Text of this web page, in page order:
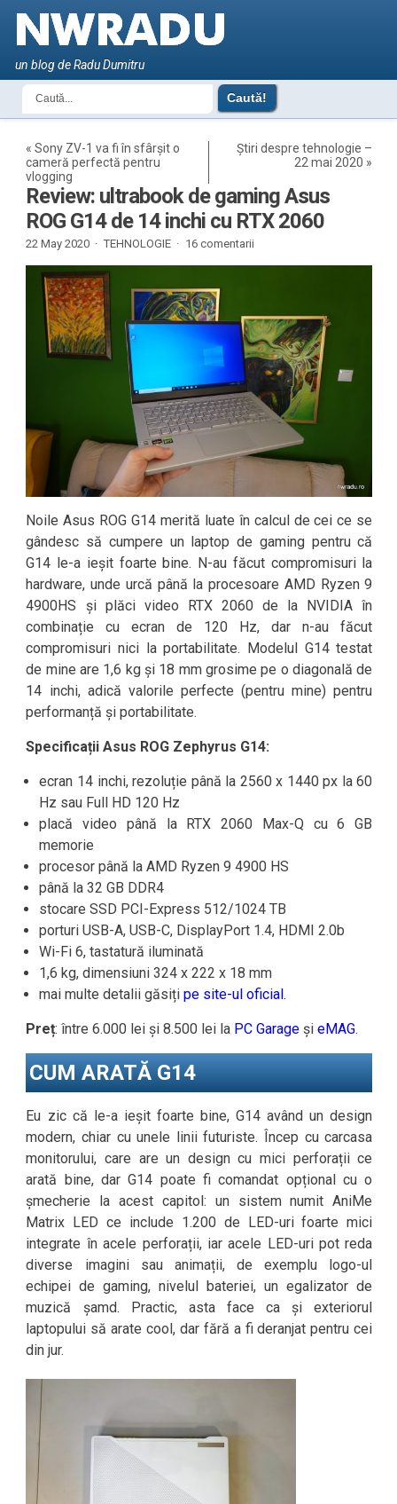
un blog de Radu Dumitru
«Sony ZV-1 va fi în sfârșit o
cameră perfectă pentru
vlogging
Știri despre tehnologie –
22 mai 2020 »
Review: ultrabook de gaming Asus
ROG G14 de 14 inchi cu RTX 2060
22 May 2020 · TEHNOLOGIE · 16 comentarii
Noile Asus ROG G14 merită luate în calcul de cei ce se
gândesc să cumpere un laptop de gaming pentru că
G14 le-a ieșit foarte bine. N-au făcut compromisuri la
hardware, unde urcă până la procesoare AMD Ryzen 9
4900HS și plăci video RTX 2060 de la NVIDIA în
combinație cu ecran de 120 Hz, dar n-au făcut
compromisuri nici la portabilitate. Modelul G14 testat
de mine are 1,6 kg și 18 mm grosime pe o diagonală de
14 inchi, adică valorile perfecte (pentru mine) pentru
performanță și portabilitate.
Specificații Asus ROG Zephyrus G14:
ecran 14 inchi, rezoluție până la 2560 x 1440 px la 60
Hz sau Full HD 120 Hz
placă video până la RTX 2060 Max-Q cu 6 GB
memorie
procesor până la AMD Ryzen 9 4900 HS
până la 32 GB DDR4
stocare SSD PCI-Express 512/1024 TB
porturi USB-A, USB-C, DisplayPort 1.4, HDMI 2.0b
Wi-Fi 6, tastatură iluminată
1,6 kg, dimensiuni 324 x 222 x 18 mm
mai multe detalii găsițipe site-ul oficial.
Preț: între 6.000 lei și 8.500 lei la PC Garage șieMAG.
CUM ARATĂ G14
Eu zic că le-a ieșit foarte bine, G14 având un design
modern, chiar cu unele linii futuriste. Încep cu carcasa
monitorului, care are un design cu mici perforații ce
arată bine, dar G14 poate fi comandat opțional cu o
șmecherie la acest capitol: un sistem numit AniMe
Matrix LED ce include 1.200 de LED-uri foarte mici
integrate în acele perforații, iar acele LED-uri pot reda
diverse imagini sau animații, de exemplu logo-ul
echipei de gaming, nivelul bateriei, un egalizator de
muzică șamd. Practic, asta face ca și exteriorul
laptopului să arate cool, dar fără a fi deranjat pentru cei
din jur.